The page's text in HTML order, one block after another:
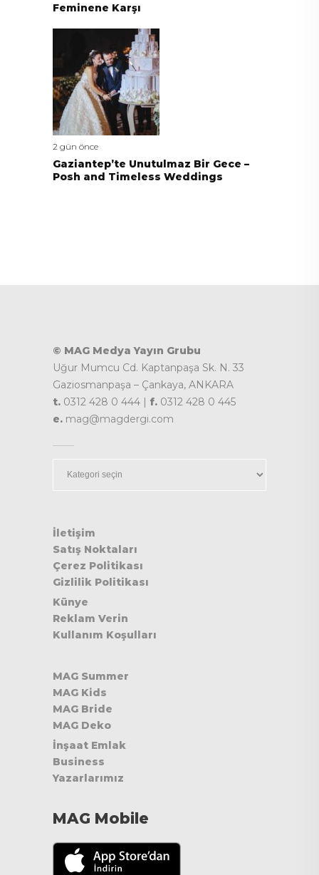
Feminene Karşı
2 gün önce
Gaziantep’te Unutulmaz Bir Gece –
Posh and Timeless Weddings
© MAG Medya Yayın Grubu
Uğur Mumcu Cd. Kaptanpaşa Sk. N. 33
Gaziosmanpaşa – Çankaya, ANKARA
t. 0312 428 0 444 | f. 0312 428 0 445
e. mag@magdergi.com
İletişim
Satış Noktaları
Çerez Politikası
Gizlilik Politikası
Künye
Reklam Verin
Kullanım Koşulları
MAG Summer
MAG Kids
MAG Bride
MAG Deko
İnşaat Emlak
Business
Yazarlarımız
MAG Mobile